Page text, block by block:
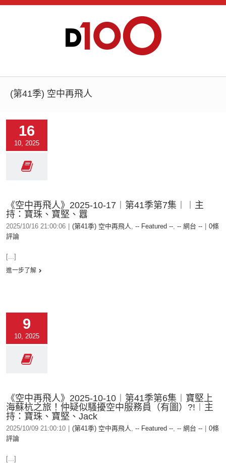
(第41季) 空中再飛人
16
10, 2025
《空中再飛人》2025-10-17︱第41季第7集︱︱主
持：寶珠、寶堅、囂
2025/10/16 21:00:06 (第41季) 空中再飛人, -- Featured --, -- 網台 --
0條
評論
[...]
進一步了解
9
10, 2025
《空中再飛人》2025-10-10︱第41季第6集︱寶堅上
海蘇杭之旅！仲疑似騷擾空中服務員（有圖）?!︱主
持：寶珠、寶堅、Jack
2025/10/09 21:00:10 (第41季) 空中再飛人, -- Featured --, -- 網台 --
0條
評論
[...]